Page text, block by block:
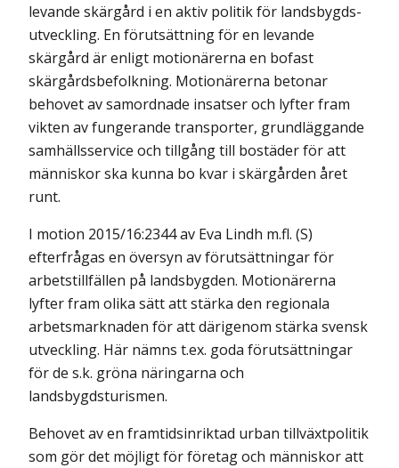
levande skärgård i en aktiv politik för landsbygds­
utveckling. En förutsättning för en levande
skärgård är enligt motionärerna en bofast
skärgårdsbefolkning. Motionärerna betonar
behovet av samordnade insatser och lyfter fram
vikten av fungerande transporter, grundläggande
sam­hälls­service och tillgång till bostäder för att
människor ska kunna bo kvar i skär­gården året
runt.
I motion 2015/16:2344 av Eva Lindh m.fl. (S)
efterfrågas en översyn av förutsättningar för
arbetstillfällen på landsbygden. Motionärerna
lyfter fram olika sätt att stärka den regionala
arbetsmarknaden för att därigenom stärka svensk
utveckling. Här nämns t.ex. goda förutsättningar
för de s.k. gröna när­ing­ar­na och
landsbygdsturismen.
Behovet av en framtidsinriktad urban tillväxtpolitik
som gör det möjligt för företag och människor att